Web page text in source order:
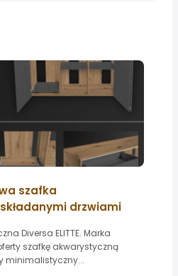
szafka
drzwiami
Diversa ELITTE. Marka
szafkę akwarystyczną
minimalistyczny...